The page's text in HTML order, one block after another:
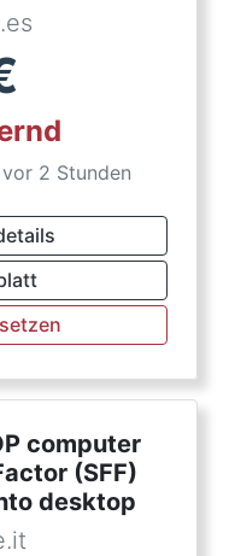
2 Stunden
computer
(SFF)
desktop